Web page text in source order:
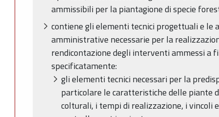
ammissibili per la piantagione di specie
contiene gli elementi tecnici progettuali e le
amministrative necessarie per la
rendicontazione degli interventi ammessi a
specificatamente:
gli elementi tecnici necessari per la
particolare le caratteristiche delle piante
colturali, i tempi di realizzazione, i vincoli